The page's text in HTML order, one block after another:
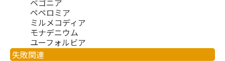
ペペロミア
ミルメコディア
モナデニウム
ユーフォルビア
失敗関連